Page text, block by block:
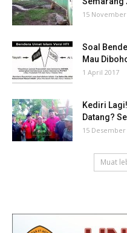
15 November
Soal
Mau
1 April 2017
Kediri
Datang?
15 Desember
Muat